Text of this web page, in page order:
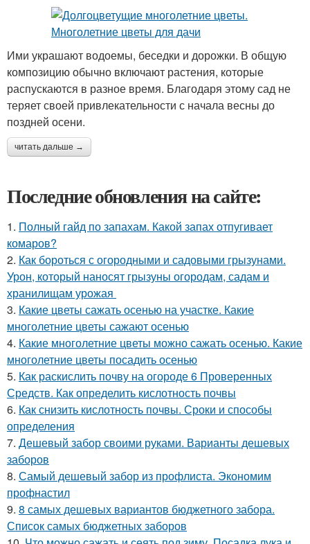
Ими украшают водоемы, беседки и дорожки. В общую
композицию обычно включают растения, которые
распускаются в разное время. Благодаря этому сад не
теряет своей привлекательности с начала весны до
поздней осени.
читать дальше →
Последние обновления на сайте:
1. Полный гайд по запахам. Какой запах отпугивает
комаров?
2. Как бороться с огородными и садовыми грызунами.
Урон, который наносят грызуны огородам, садам и
хранилищам урожая
3. Какие цветы сажать осенью на участке. Какие
многолетние цветы сажают осенью
4. Какие многолетние цветы можно сажать осенью. Какие
многолетние цветы посадить осенью
5. Как раскислить почву на огороде 6 Проверенных
Средств. Как определить кислотность почвы
6. Как снизить кислотность почвы. Сроки и способы
определения
7. Дешевый забор своими руками. Варианты дешевых
заборов
8. Самый дешевый забор из профлиста. Экономим
профнастил
9. 8 самых дешевых вариантов бюджетного забора.
Список самых бюджетных заборов